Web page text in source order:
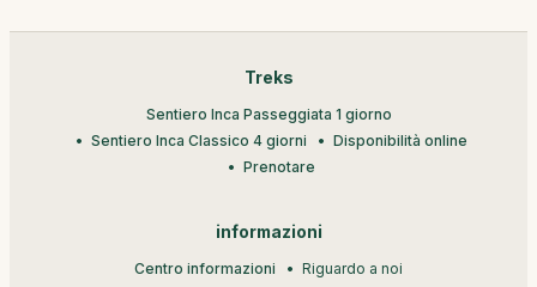
Treks
Sentiero Inca Passeggiata 1 giorno
Sentiero Inca Classico 4 giorni
Disponibilità online
Prenotare
informazioni
Centro informazioni Riguardo a noi